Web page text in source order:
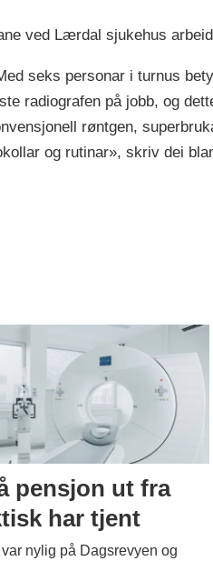
ved Lærdal sjukehus
seks personar i turnus
radiografen på jobb, og
røntgen,
og rutinar», skriv dei
pensjon ut fra
har tjent
nylig på Dagsrevyen og